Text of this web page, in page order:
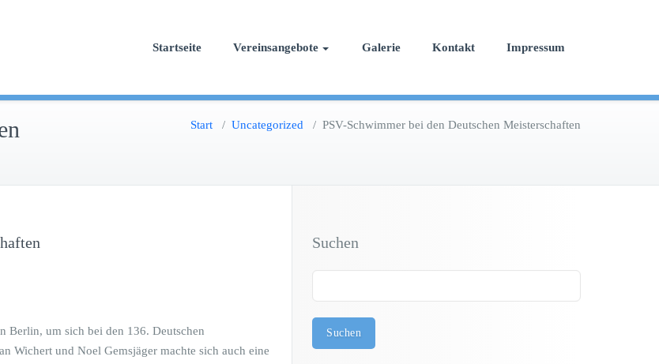
Startseite Vereinsangebote Galerie Kontakt Impressum
Start / Uncategorized / PSV-Schwimmer bei den Deutschen Meisterschaften
Berlin, um sich bei den 136. Deutschen
Wichert und Noel Gemsjäger machte sich auch eine
Suchen
Suchen